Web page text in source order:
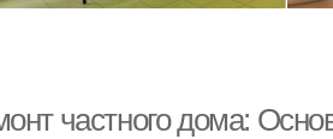
частного дома: